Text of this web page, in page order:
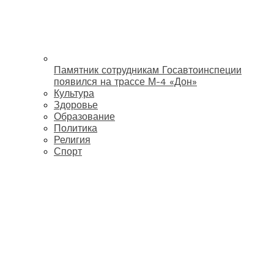
Памятник сотрудникам Госавтоинспеции
появился на трассе М-4 «Дон»
Культура
Здоровье
Образование
Политика
Религия
Спорт